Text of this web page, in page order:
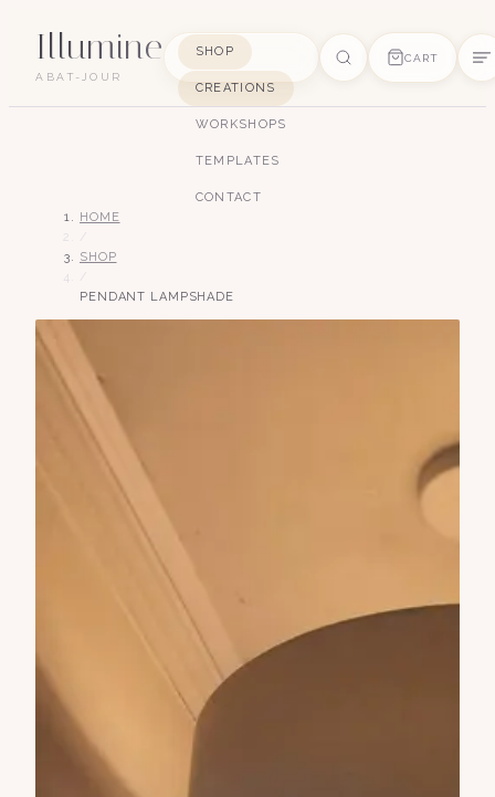
Illumine
ABAT-JOUR
SHOP
CREATIONS
WORKSHOPS
TEMPLATES
CONTACT
CART
HOME
SHOP
PENDANT LAMPSHADE